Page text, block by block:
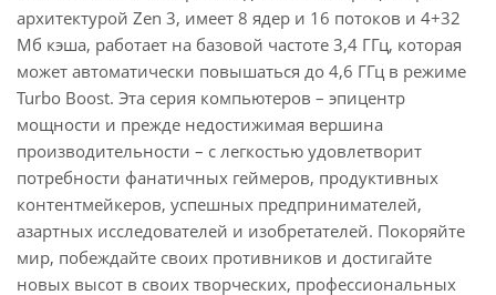
архитектурой Zen 3, имеет 8 ядер и 16 потоков и 4+32
Мб кэша, работает на базовой частоте 3,4 ГГц, которая
может автоматически повышаться до 4,6 ГГц в режиме
Turbo Boost. Эта серия компьютеров – эпицентр
мощности и прежде недостижимая вершина
производительности – с легкостью удовлетворит
потребности фанатичных геймеров, продуктивных
контентмейкеров, успешных предпринимателей,
азартных исследователей и изобретателей. Покоряйте
мир, побеждайте своих противников и достигайте
новых высот в своих творческих, профессиональных